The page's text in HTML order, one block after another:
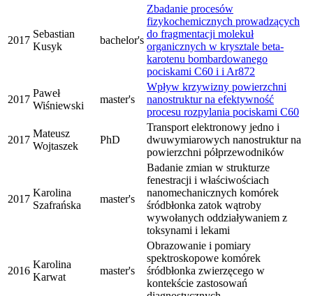
2017
Sebastian
Kusyk
bachelor's
Zbadanie procesów
fizykochemicznych prowadzących
do fragmentacji molekuł
organicznych w krysztale beta-
karotenu bombardowanego
pociskami C60 i i Ar872
2017
Paweł
Wiśniewski
master's
Wpływ krzywizny powierzchni
nanostruktur na efektywność
procesu rozpylania pociskami C60
2017
Mateusz
Wojtaszek
PhD
Transport elektronowy jedno i
dwuwymiarowych nanostruktur na
powierzchni półprzewodników
2017
Karolina
Szafrańska
master's
Badanie zmian w strukturze
fenestracji i właściwościach
nanomechanicznych komórek
śródbłonka zatok wątroby
wywołanych oddziaływaniem z
toksynami i lekami
2016
Karolina
Karwat
master's
Obrazowanie i pomiary
spektroskopowe komórek
śródbłonka zwierzęcego w
kontekście zastosowań